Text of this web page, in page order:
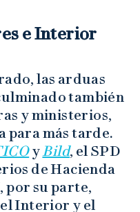
e Interior
las arduas
también
y ministerios,
para más tarde.
yBild, el SPD
de Hacienda
por su parte,
Interior y el